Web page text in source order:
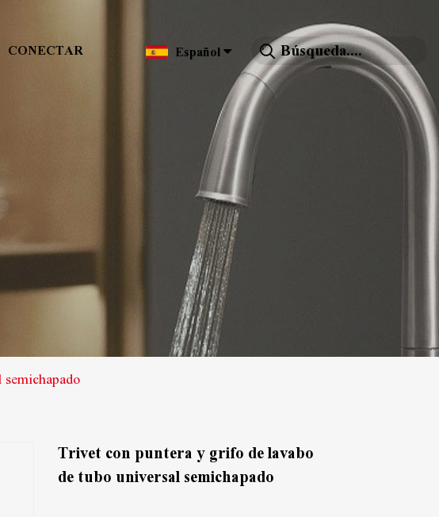
CONECTAR Español
Trivet con puntera y grifo de lavabo
de tubo universal semichapado